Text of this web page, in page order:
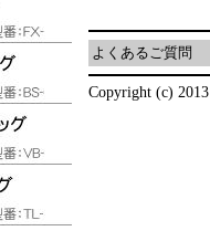
よくあるご質問
Copyright (c)